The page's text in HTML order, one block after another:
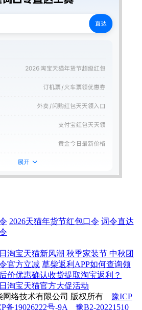
2026天猫年货节红包口令 词令直达
淘宝天猫新风潮 秋季家装节 中秋团
官方立减 草柴返利APP如何查询领
价优惠确认收货提取淘宝返利？
淘宝天猫官方大促活动
络技术有限公司 版权所有 豫ICP
备19026222号-9A 豫B2-20221510